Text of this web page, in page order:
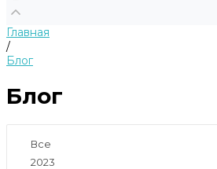
Главная
/
Блог
Блог
Все
2023